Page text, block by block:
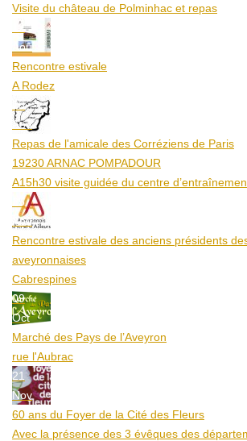
Visite du château de Polminhac et repas
12
Aoû
Rencontre estivale
A Rodez
23
Aoû
Repas de l'amicale des Corréziens de Paris
19230 ARNAC POMPADOUR
A15h30 visite guidée du centre
25
Aoû
Rencontre estivale des anciens présidents
aveyronnaises
Cabrespines
09
Oct
Marché des Pays de l’Aveyron
rue l'Aubrac
21
Nov
60 ans du Foyer de la Cité des Fleurs
Avec la présence des 3 évêques des